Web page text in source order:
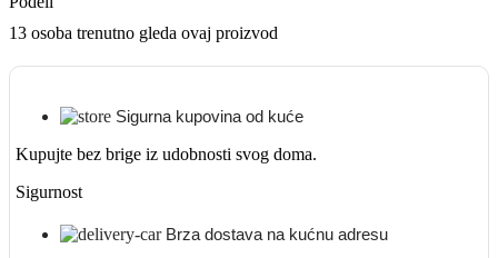
13 osoba trenutno gleda ovaj proizvod
Sigurna kupovina od kuće
Kupujte bez brige iz udobnosti svog doma.
Sigurnost
Brza dostava na kućnu adresu